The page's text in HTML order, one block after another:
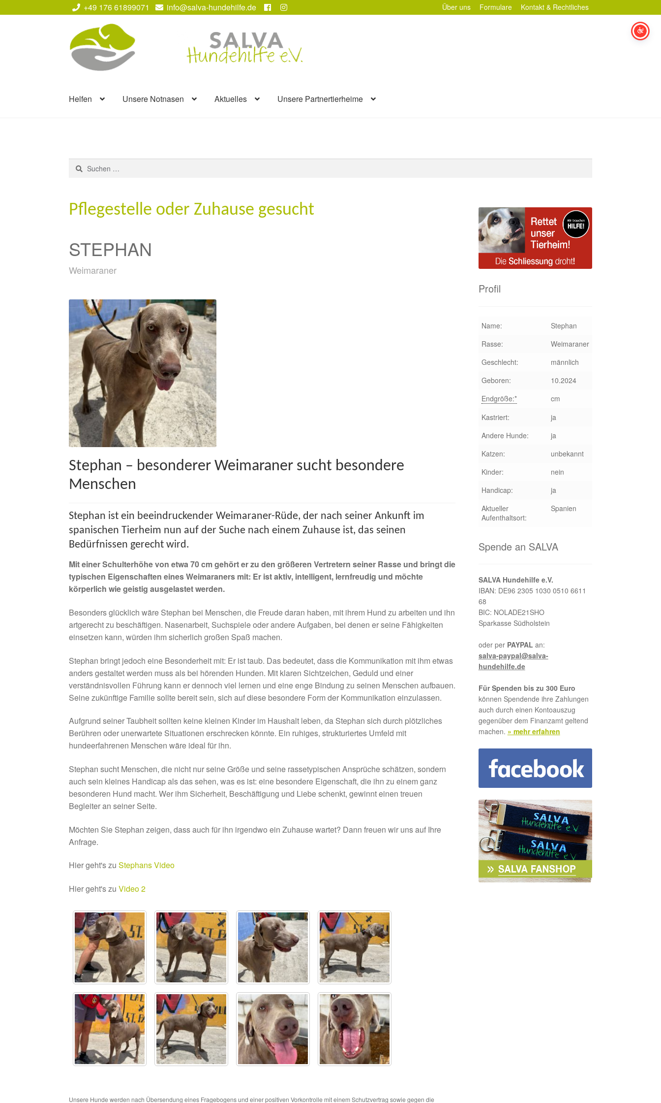
+49 176 61899071 info@salva-hundehilfe.de Über uns Formulare Kontakt & Rechtliches
Navigation
springen
Zum
Inhalt
springen
Helfen Unsere Notnasen Aktuelles Unsere Partnertierheime
Suchen
nach:
Pflegestelle oder Zuhause gesucht
STEPHAN
Weimaraner
Stephan – besonderer Weimaraner sucht besondere
Menschen
Stephan ist ein beeindruckender Weimaraner-Rüde, der nach seiner Ankunft im
spanischen Tierheim nun auf der Suche nach einem Zuhause ist, das seinen
Bedürfnissen gerecht wird.
Mit einer Schulterhöhe von etwa 70 cm gehört er zu den größeren Vertretern seiner Rasse und bringt die
typischen Eigenschaften eines Weimaraners mit: Er ist aktiv, intelligent, lernfreudig und möchte
körperlich wie geistig ausgelastet werden.
Besonders glücklich wäre Stephan bei Menschen, die Freude daran haben, mit ihrem Hund zu arbeiten und ihn
artgerecht zu beschäftigen. Nasenarbeit, Suchspiele oder andere Aufgaben, bei denen er seine Fähigkeiten
einsetzen kann, würden ihm sicherlich großen Spaß machen.
Stephan bringt jedoch eine Besonderheit mit: Er ist taub. Das bedeutet, dass die Kommunikation mit ihm etwas
anders gestaltet werden muss als bei hörenden Hunden. Mit klaren Sichtzeichen, Geduld und einer
verständnisvollen Führung kann er dennoch viel lernen und eine enge Bindung zu seinen Menschen aufbauen.
Seine zukünftige Familie sollte bereit sein, sich auf diese besondere Form der Kommunikation einzulassen.
Aufgrund seiner Taubheit sollten keine kleinen Kinder im Haushalt leben, da Stephan sich durch plötzliches
Berühren oder unerwartete Situationen erschrecken könnte. Ein ruhiges, strukturiertes Umfeld mit
hundeerfahrenen Menschen wäre ideal für ihn.
Stephan sucht Menschen, die nicht nur seine Größe und seine rassetypischen Ansprüche schätzen, sondern
auch sein kleines Handicap als das sehen, was es ist: eine besondere Eigenschaft, die ihn zu einem ganz
besonderen Hund macht. Wer ihm Sicherheit, Beschäftigung und Liebe schenkt, gewinnt einen treuen
Begleiter an seiner Seite.
Möchten Sie Stephan zeigen, dass auch für ihn irgendwo ein Zuhause wartet? Dann freuen wir uns auf Ihre
Anfrage.
Hier geht's zuStephans Video
Hier geht's zuVideo 2
Unsere Hunde werden nach Übersendung eines Fragebogens und einer positiven Vorkontrolle mit einem Schutzvertrag sowie gegen die
Profil
Name:
Stephan
Rasse:
Weimaraner
Geschlecht:
männlich
Geboren:
10.2024
Endgröße:*
cm
Kastriert:
ja
Andere Hunde:
ja
Katzen:
unbekannt
Kinder:
nein
Handicap:
ja
Aktueller
Aufenthaltsort:
Spanien
Spende an SALVA
SALVA Hundehilfe e.V.
IBAN: DE96 2305 1030 0510 6611
68
BIC: NOLADE21SHO
Sparkasse Südholstein
oder per PAYPAL an:
salva-paypal@salva-
hundehilfe.de
Für Spenden bis zu 300 Euro
können Spendende ihre Zahlungen
auch durch einen Kontoauszug
gegenüber dem Finanzamt geltend
machen. » mehr erfahren